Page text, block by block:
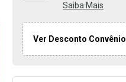
Saiba Mais
Ver Desconto Convênio